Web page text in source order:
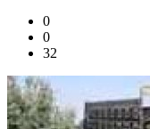
0
0
32